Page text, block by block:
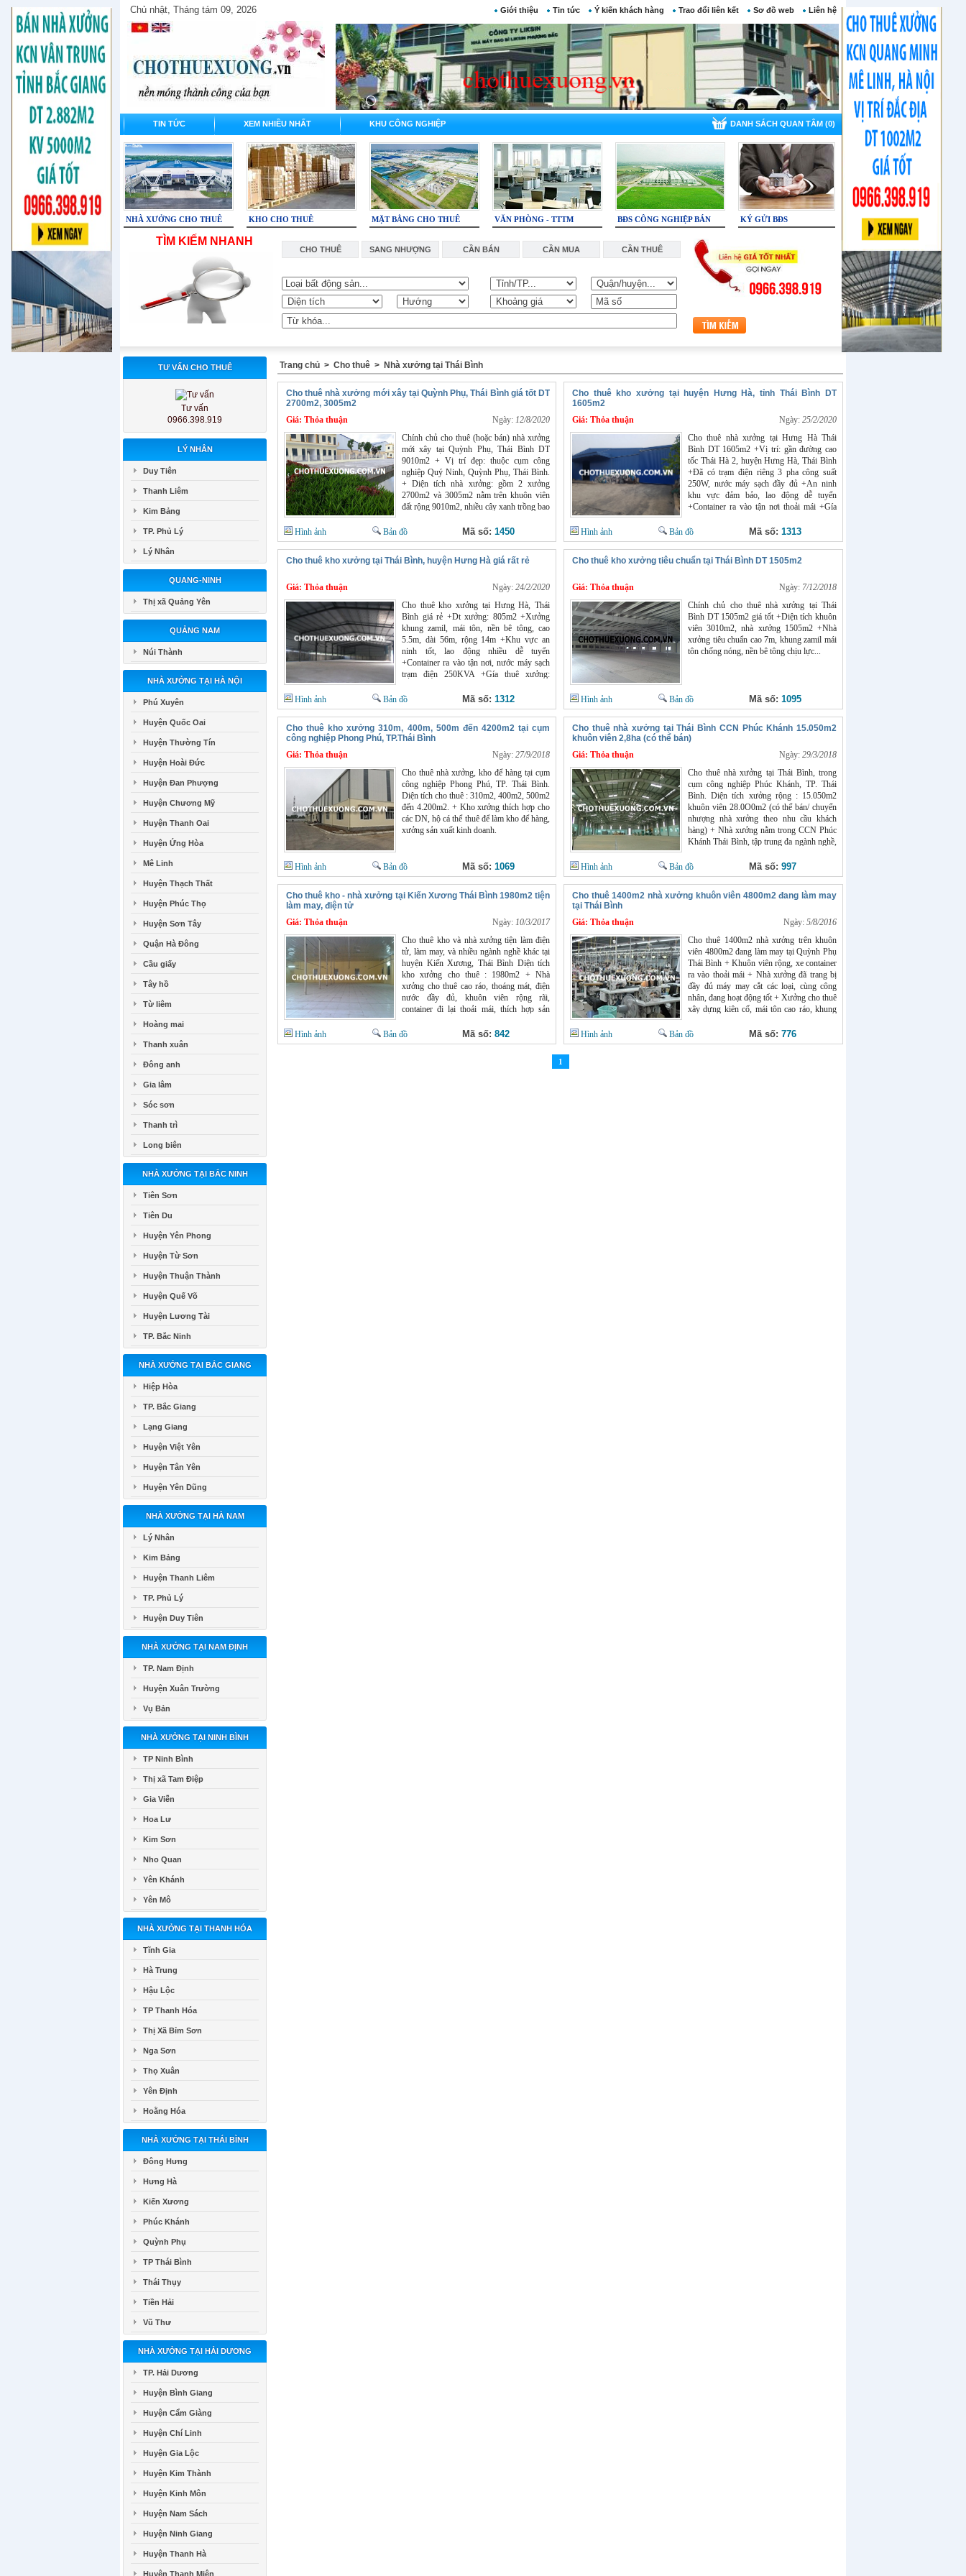
Chủ nhật, Tháng tám 09, 2026 Giới thiệu Tin tức Ý kiến khách hàng Trao đổi liên kết Sơ đồ web Liên hệ
TIN TỨC XEM NHIỀU NHẤT KHU CÔNG NGHIỆP DANH SÁCH QUAN TÂM (0)
NHÀ XƯỞNG CHO THUÊ KHO CHO THUÊ MẶT BẰNG CHO THUÊ VĂN PHÒNG - TTTM BĐS CÔNG NGHIỆP BÁN KÝ GỬI BĐS
TÌM KIẾM NHANH
CHO THUÊ SANG NHƯỢNG CẦN BÁN CẦN MUA CẦN THUÊ
TƯ VẤN CHO THUÊ
Tư vấn
0966.398.919
LÝ NHÂN
Duy Tiên
Thanh Liêm
Kim Bảng
TP. Phủ Lý
Lý Nhân
QUANG-NINH
Thị xã Quảng Yên
QUẢNG NAM
Núi Thành
NHÀ XƯỞNG TẠI HÀ NỘI
Phú Xuyên
Huyện Quốc Oai
Huyện Thường Tín
Huyện Hoài Đức
Huyện Đan Phượng
Huyện Chương Mỹ
Huyện Thanh Oai
Huyện Ứng Hòa
Mê Linh
Huyện Thạch Thất
Huyện Phúc Thọ
Huyện Sơn Tây
Quận Hà Đông
Cầu giấy
Tây hồ
Từ liêm
Hoàng mai
Thanh xuân
Đông anh
Gia lâm
Sóc sơn
Thanh trì
Long biên
NHÀ XƯỞNG TẠI BẮC NINH
Tiên Sơn
Tiên Du
Huyện Yên Phong
Huyện Từ Sơn
Huyện Thuận Thành
Huyện Quế Võ
Huyện Lương Tài
TP. Bắc Ninh
NHÀ XƯỞNG TẠI BẮC GIANG
Hiệp Hòa
TP. Bắc Giang
Lạng Giang
Huyện Việt Yên
Huyện Tân Yên
Huyện Yên Dũng
NHÀ XƯỞNG TẠI HÀ NAM
Lý Nhân
Kim Bảng
Huyện Thanh Liêm
TP. Phủ Lý
Huyện Duy Tiên
NHÀ XƯỞNG TẠI NAM ĐỊNH
TP. Nam Định
Huyện Xuân Trường
Vụ Bản
NHÀ XƯỞNG TẠI NINH BÌNH
TP Ninh Bình
Thị xã Tam Điệp
Gia Viễn
Hoa Lư
Kim Sơn
Nho Quan
Yên Khánh
Yên Mô
NHÀ XƯỞNG TẠI THANH HÓA
Tĩnh Gia
Hà Trung
Hậu Lộc
TP Thanh Hóa
Thị Xã Bỉm Sơn
Nga Sơn
Thọ Xuân
Yên Định
Hoằng Hóa
NHÀ XƯỞNG TẠI THÁI BÌNH
Đông Hưng
Hưng Hà
Kiến Xương
Phúc Khánh
Quỳnh Phụ
TP Thái Bình
Thái Thụy
Tiền Hải
Vũ Thư
NHÀ XƯỞNG TẠI HẢI DƯƠNG
TP. Hải Dương
Huyện Bình Giang
Huyện Cẩm Giàng
Huyện Chí Linh
Huyện Gia Lộc
Huyện Kim Thành
Huyện Kinh Môn
Huyện Nam Sách
Huyện Ninh Giang
Huyện Thanh Hà
Huyện Thanh Miện
Trang chủ > Cho thuê > Nhà xưởng tại Thái Bình
Cho thuê nhà xưởng mới xây tại Quỳnh Phụ, Thái Bình giá tốt DT
2700m2, 3005m2
Giá: Thỏa thuận Ngày: 12/8/2020
Chính chủ cho thuê (hoặc bán) nhà xưởng
mới xây tại Quỳnh Phụ, Thái Bình DT
9010m2 + Vị trí đẹp: thuộc cụm công
nghiệp Quý Ninh, Quỳnh Phụ, Thái Bình.
+ Diện tích nhà xưởng: gồm 2 xưởng
2700m2 và 3005m2 nằm trên khuôn viên
đất rộng 9010m2, nhiều cây xanh trồng bao
nhà điều hành mỗi nhà DT 250m2, 1 trạm
biến áp 560KVA + Hệ thống PCCC + bể
xử lý nước thải đã lắp đặt sẵn sàng
Hình ảnh Bản đồ Mã số: 1450
Cho thuê kho xưởng tại huyện Hưng Hà, tỉnh Thái Bình DT
1605m2
Giá: Thỏa thuận Ngày: 25/2/2020
Cho thuê nhà xưởng tại Hưng Hà Thái
Bình DT 1605m2 +Vị trí: gần đường cao
tốc Thái Hà 2, huyện Hưng Hà, Thái Bình
+Đã có trạm điện riêng 3 pha công suất
250W, nước máy sạch đầy đủ +An ninh
khu vực đảm bảo, lao động dễ tuyển
+Container ra vào tận nơi thoải mái +Gía
Hình ảnh
Bản đồ Mã số: 1313
Cho thuê kho xưởng tại Thái Bình, huyện Hưng Hà giá rất rẻ
Giá: Thỏa thuận Ngày: 24/2/2020
Cho thuê kho xưởng tại Hưng Hà, Thái
Bình giá rẻ +Dt xưởng: 805m2 +Xưởng
khung zamil, mái tôn, nền bê tông, cao
5.5m, dài 56m, rộng 14m +Khu vực an
ninh tốt, lao động nhiều dễ tuyển
+Container ra vào tận nơi, nước máy sạch
trạm điện 250KVA +Gía thuê xưởng:
chí thuê lâu dài)
Hình ảnh Bản đồ Mã số: 1312
Cho thuê kho xưởng tiêu chuẩn tại Thái Bình DT 1505m2
Giá: Thỏa thuận Ngày: 7/12/2018
Chính chủ cho thuê nhà xưởng tại Thái
Bình DT 1505m2 giá tốt +Diện tích khuôn
viên 3010m2, nhà xưởng 1505m2 +Nhà
xưởng tiêu chuẩn cao 7m, khung zamil mái
tôn chống nóng, nền bê tông chịu lực...
Hình ảnh Bản đồ Mã số: 1095
Cho thuê kho xưởng 310m, 400m, 500m đến 4200m2 tại cụm
công nghiệp Phong Phú, TP.Thái Bình
Giá: Thỏa thuận Ngày: 27/9/2018
Cho thuê nhà xưởng, kho để hàng tại cụm
công nghiệp Phong Phú, TP. Thái Bình.
Diện tích cho thuê : 310m2, 400m2, 500m2
đến 4.200m2. + Kho xưởng thích hợp cho
các DN, hộ cá thể thuê để làm kho để hàng,
xưởng sản xuất kinh doanh.
Hình ảnh Bản đồ Mã số: 1069
Cho thuê nhà xưởng tại Thái Bình CCN Phúc Khánh 15.050m2
khuôn viên 2,8ha (có thể bán)
Giá: Thỏa thuận Ngày: 29/3/2018
Cho thuê nhà xưởng tại Thái Bình, trong
cụm công nghiệp Phúc Khánh, TP. Thái
Bình. Diện tích xưởng rộng : 15.050m2
khuôn viên 28.0O0m2 (có thể bán/ chuyển
nhượng nhà xưởng theo nhu cầu khách
hàng) + Nhà xưởng nằm trong CCN Phúc
Khánh Thái Bình, tập trung đa ngành nghề,
lòng đường rộng 8m, vỉa hè 3,5m,
container thoải mái đi lại. + Nhà xưởng
đẹp, hiện đại, xây dựng theo tiêu chuẩn nhà
xưởng công nghiệp, mái tôn dầy, khung
mịn…tiện làm xưởng sx mọi ngành nghề. +
Ưu tiên khách hàng thuê dài lâu, giấy tờ
pháp lý đầy đủ Giá cho thuê xưởng Thái
Bình : 40 nghìn/m2/tháng. Giá chuyển
nhượng/ bán nhà xưởng Thái Bình : thỏa
thuận. Quý khách có nhu cầu tư vấn và
xem xưởng xin liên hệ : Mr Chính 0966
398 919. Website : chothuexuong.com.vn
Hình ảnh Bản đồ Mã số: 997
Cho thuê kho - nhà xưởng tại Kiến Xương Thái Bình 1980m2 tiện
làm may, điện tử
Giá: Thỏa thuận Ngày: 10/3/2017
Cho thuê kho và nhà xưởng tiện làm điện
tử, làm may, và nhiều ngành nghề khác tại
huyện Kiến Xương, Thái Bình Diện tích
kho xưởng cho thuê : 1980m2 + Nhà
xưởng cho thuê cao ráo, thoáng mát, điện
nước đầy đủ, khuôn viên rộng rãi,
container đi lại thoải mái, thích hợp sản
mặc... + An ninh tốt, dễ dàng tuyển lao
động, hợp đồng cho thuê lâu dài, giá cho
Hình ảnh Bản đồ Mã số: 842
Cho thuê 1400m2 nhà xưởng khuôn viên 4800m2 đang làm may
tại Thái Bình
Giá: Thỏa thuận Ngày: 5/8/2016
Cho thuê 1400m2 nhà xưởng trên khuôn
viên 4800m2 đang làm may tại Quỳnh Phụ
Thái Bình + Khuôn viên rộng, xe container
ra vào thoải mái + Nhà xưởng đã trang bị
đầy đủ máy may cắt các loại, cùng công
nhân, đang hoạt động tốt + Xưởng cho thuê
xây dựng kiên cố, mái tôn cao ráo, khung
bảo, tập trung nhiều LĐ tay nghề cao Giá
cho thuê nhà xưởng tại Thái Bình : 35
Hình ảnh Bản đồ Mã số: 776
1